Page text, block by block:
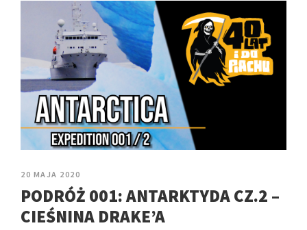
20 MAJA 2020
PODRÓŻ 001: ANTARKTYDA CZ.2 –
CIEŚNINA DRAKE’A